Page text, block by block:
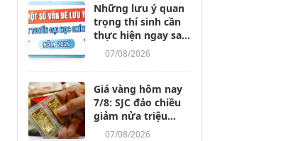
Những lưu ý quan
trọng thí sinh cần
thực hiện ngay sau
khi các trường
chuẩn
07/08/2026
Giá vàng hôm nay
7/8: SJC đảo chiều
giảm nửa triệu
đồng/lượng
07/08/2026